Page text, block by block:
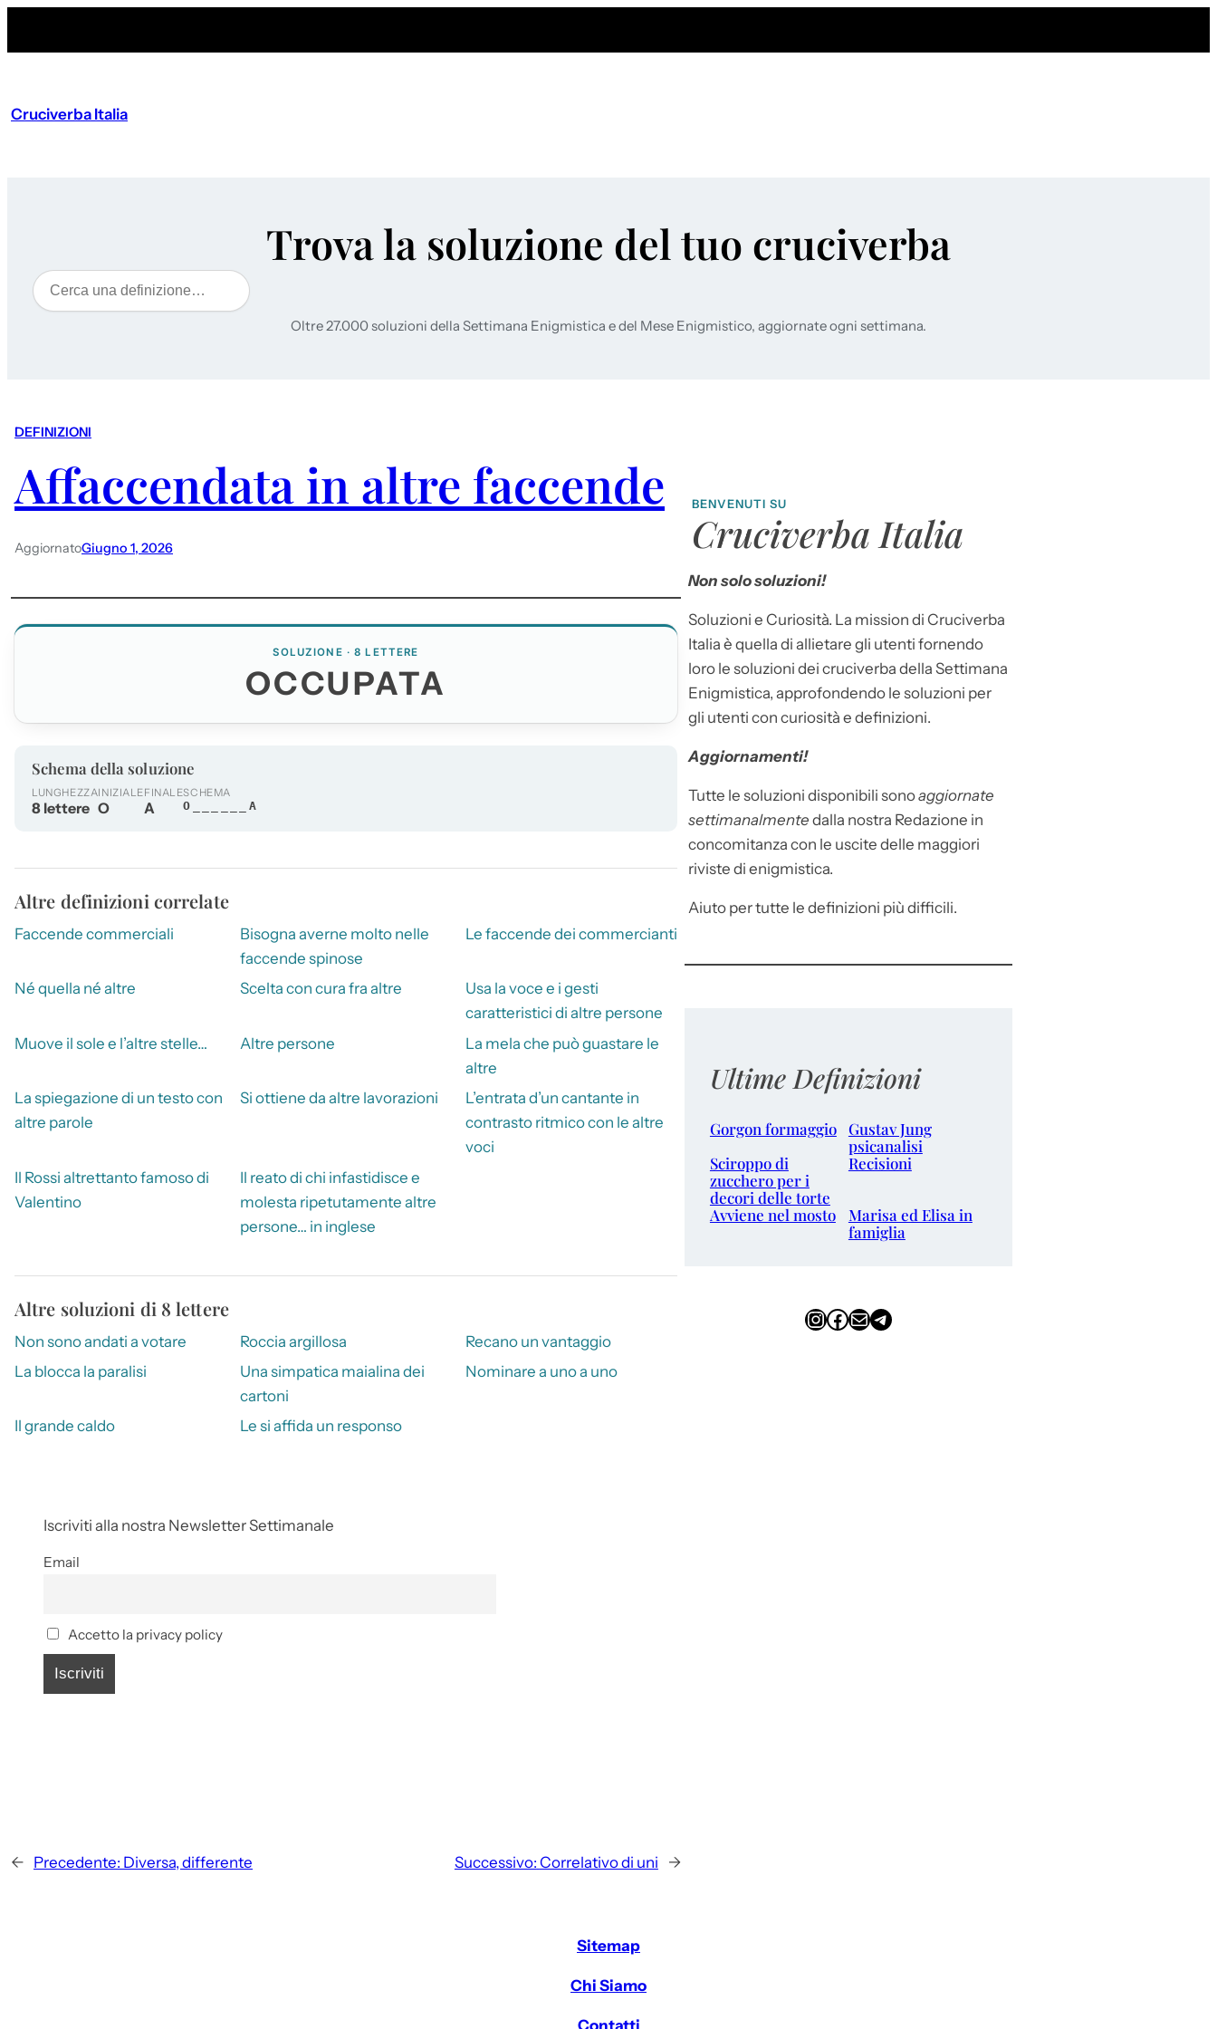
Cruciverba Italia
Trova la soluzione del tuo cruciverba
Cerca
Oltre 27.000 soluzioni della Settimana Enigmistica e del Mese Enigmistico, aggiornate ogni settimana.
DEFINIZIONI
Affaccendata in altre faccende
AggiornatoGiugno 1, 2026
SOLUZIONE · 8 LETTERE
OCCUPATA
Schema della soluzione
LUNGHEZZA
8 lettere
INIZIALE
O
FINALE
A
SCHEMA
O______A
Altre definizioni correlate
Faccende commerciali
Bisogna averne molto nelle
faccende spinose
Le faccende dei commercianti
Né quella né altre Scelta con cura fra altre
Usa la voce e i gesti
caratteristici di altre persone
Muove il sole e l’altre stelle…
Altre persone
La mela che può guastare le
altre
La spiegazione di un testo con
altre parole
Si ottiene da altre lavorazioni
L’entrata d’un cantante in
contrasto ritmico con le altre
voci
Il Rossi altrettanto famoso di
Valentino
Il reato di chi infastidisce e
molesta ripetutamente altre
persone… in inglese
Altre soluzioni di 8 lettere
Non sono andati a votare Roccia argillosa
Recano un vantaggio
La blocca la paralisi
Una simpatica maialina dei
cartoni
Nominare a uno a uno
Il grande caldo Le si affida un responso
Iscriviti alla nostra Newsletter Settimanale
Email
Accetto la privacy policy
← Precedente: Diversa, differente Successivo: Correlativo di uni →
BENVENUTI SU
Cruciverba Italia
Non solo soluzioni!
Soluzioni e Curiosità. La mission di Cruciverba
Italia è quella di allietare gli utenti fornendo
loro le soluzioni dei cruciverba della Settimana
Enigmistica, approfondendo le soluzioni per
gli utenti con curiosità e definizioni.
Aggiornamenti!
Tutte le soluzioni disponibili sonoaggiornate
settimanalmente dalla nostra Redazione in
concomitanza con le uscite delle maggiori
riviste di enigmistica.
Aiuto per tutte le definizioni più difficili.
Ultime Definizioni
Gorgon formaggio Gustav Jung
psicanalisi
Sciroppo di
zucchero per i
decori delle torte
Recisioni
Avviene nel mosto
Marisa ed Elisa in
famiglia
InstagramFacebook Email Telegram
Sitemap
Chi Siamo
Contatti